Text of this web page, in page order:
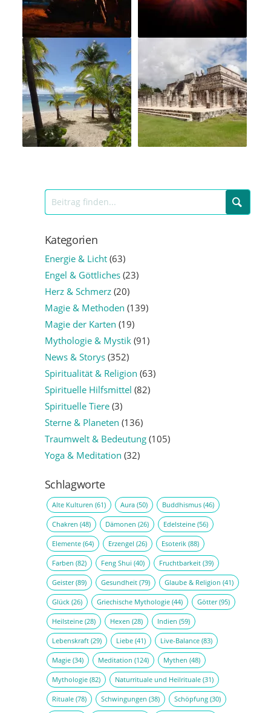
Kategorien
Energie & Licht(63)
Engel & Göttliches(23)
Herz & Schmerz(20)
Magie & Methoden (139)
Magie der Karten (19)
Mythologie & Mystik(91)
News & Storys(352)
Spiritualität & Religion (63)
Spirituelle Hilfsmittel (82)
Spirituelle Tiere(3)
Sterne & Planeten (136)
Traumwelt & Bedeutung(105)
Yoga & Meditation (32)
Schlagworte
Alte Kulturen (61) Aura(50) Buddhismus(46)
Chakren (48) Dämonen (26) Edelsteine(56)
Elemente(64) Erzengel (26) Esoterik(88)
Farben (82) Feng Shui (40) Fruchtbarkeit(39)
Geister(89) Gesundheit(79) Glaube & Religion (41)
Glück(26) Griechische Mythologie(44) Götter(95)
Heilsteine(28) Hexen (28) Indien (59)
Lebenskraft(29) Liebe(41) Live-Balance(83)
Magie(34) Meditation (124) Mythen (48)
Mythologie(82) Naturrituale und Heilrituale(31)
Rituale(78) Schwingungen (38) Schöpfung(30)